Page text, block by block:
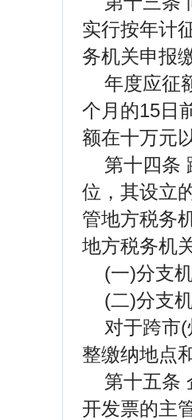
实行按年计
务机关申报
年度应征
个月的15日
额在十万元
第十四条
位，其设立
管地方税务
地方税务机
(一)分支
(二)分支
对于跨市
整缴纳地点
第十五条
开发票的主